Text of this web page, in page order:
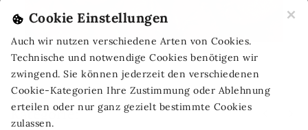
Cookie Einstellungen
Auch wir nutzen verschiedene Arten von Cookies.
Technische und notwendige Cookies benötigen wir
zwingend. Sie können jederzeit den verschiedenen
Cookie-Kategorien Ihre Zustimmung oder Ablehnung
erteilen oder nur ganz gezielt bestimmte Cookies
zulassen.
×
Es gibt 11 weitere(r) Artikel in dieser
Kategorie: